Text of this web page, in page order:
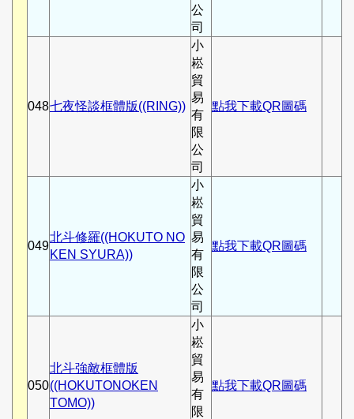
公
司
048七夜怪談框體版((RING))
小
崧
貿
易
有
限
公
司
點我下載QR圖碼
049
北斗修羅((HOKUTO NO
KEN SYURA))
小
崧
貿
易
有
限
公
司
點我下載QR圖碼
050
北斗強敵框體版
((HOKUTONOKEN
TOMO))
小
崧
貿
易
有
限
點我下載QR圖碼